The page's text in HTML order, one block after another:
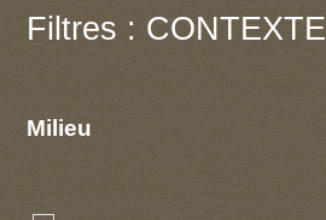
Filtres : CONTEXTE
Milieu